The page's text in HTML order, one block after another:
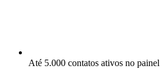
Até 5.000 contatos ativos no painel